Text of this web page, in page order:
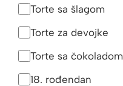
Torte sa šlagom
Torte za devojke
Torte sa čokoladom
18. rođendan